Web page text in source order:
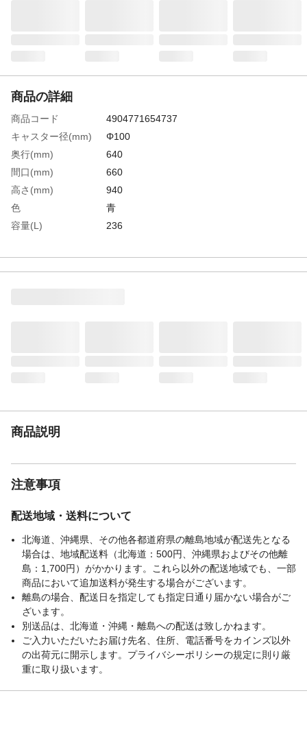
商品の詳細
商品コード
4904771654737
キャスター径(mm)
Φ100
奥行(mm)
640
間口(mm)
660
高さ(mm)
940
色
青
容量(L)
236
重さ
6.500KG
商品説明
注意事項
配送地域・送料について
北海道、沖縄県、その他各都道府県の離島地域が配送先となる
場合は、地域配送料（北海道：500円、沖縄県およびその他離
島：1,700円）がかかります。これら以外の配送地域でも、一部
商品において追加送料が発生する場合がございます。
離島の場合、配送日を指定しても指定日通り届かない場合がご
ざいます。
別送品は、北海道・沖縄・離島への配送は致しかねます。
ご入力いただいたお届け先名、住所、電話番号をカインズ以外
の出荷元に開示します。プライバシーポリシーの規定に則り厳
重に取り扱います。